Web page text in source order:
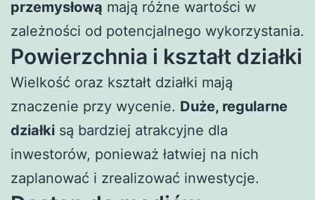
przemysłową mają różne wartości w
zależności od potencjalnego wykorzystania.
Powierzchnia i kształt działki
Wielkość oraz kształt działki mają
znaczenie przy wycenie. Duże, regularne
działki są bardziej atrakcyjne dla
inwestorów, ponieważ łatwiej na nich
zaplanować i zrealizować inwestycje.